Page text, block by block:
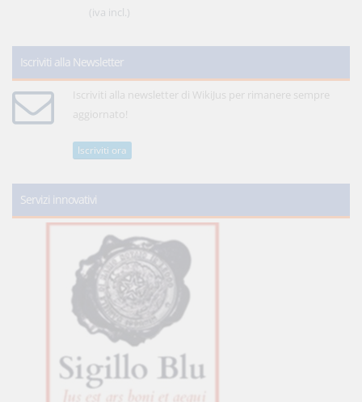
(iva incl.)
Iscriviti alla Newsletter
Iscriviti alla newsletter di WikiJus per rimanere sempre
aggiornato!
Iscriviti ora
Servizi innovativi